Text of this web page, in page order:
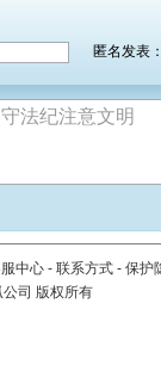
匿名发表
中心 - 联系方式 - 保护
司 版权所有